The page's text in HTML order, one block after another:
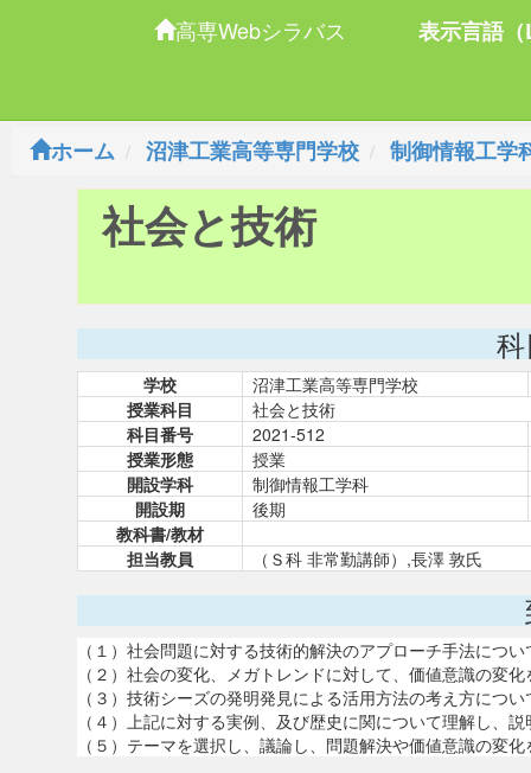
高専Webシラバス 表示言語
ホーム 沼津工業高等専門学校 制御情報工学
社会と技術
学校
沼津工業高等専門学校
授業科目
社会と技術
科目番号
2021-512
授業形態
授業
開設学科
制御情報工学科
開設期
後期
教科書/教材
担当教員
（Ｓ科 非常勤講師）,長澤 敦氏
（１）社会問題に対する技術的解決のアプローチ手法につ
（２）社会の変化、メガトレンドに対して、価値意識の変
（３）技術シーズの発明発見による活用方法の考え方につ
（４）上記に対する実例、及び歴史に関について理解し、
（５）テーマを選択し、議論し、問題解決や価値意識の変